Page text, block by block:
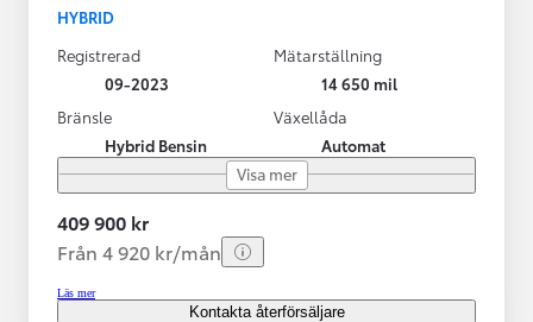
HYBRID
Registrerad
09-2023
Mätarställning
14 650 mil
Bränsle
Hybrid Bensin
Växellåda
Automat
Visa mer
409 900 kr
Från 4 920 kr/mån
Läs mer
Kontakta återförsäljare